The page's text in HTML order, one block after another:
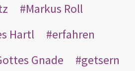
Markus Roll
Hartl
erfahren
Gnade
getsern